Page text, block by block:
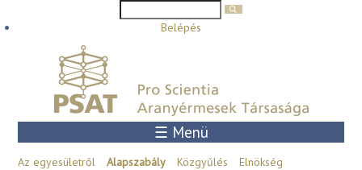
Ugrás a tartalomra
Belépés
☰ Menü
Az egyesületről Alapszabály Közgyűlés
Elnökség